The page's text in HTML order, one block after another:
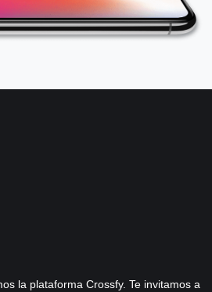
la plataforma Crossfy. Te invitamos a